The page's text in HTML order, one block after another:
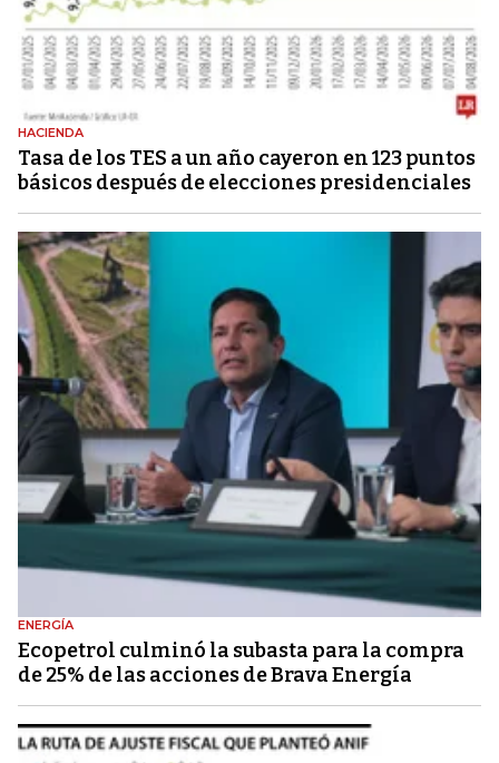
HACIENDA
Tasa de los TES a un año cayeron en 123 puntos
básicos después de elecciones presidenciales
ENERGÍA
Ecopetrol culminó la subasta para la compra
de 25% de las acciones de Brava Energía